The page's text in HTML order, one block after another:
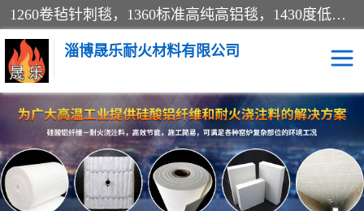
1260卷毡针刺毯，1360标准高纯高铝毯，1430度低锆锆铝含锆毯，普通挡渣棉卷毡，防火纸、挡火板、隔热垫片模块、棉块、折叠块、散棉高温固化剂价格规格密度多少钱图片视频立方平米参数指标
淄博晟乐耐火材料有限公司
硅酸铝挡渣棉 硅酸铝纤维纸
硅酸铝挡火板 高铝毯